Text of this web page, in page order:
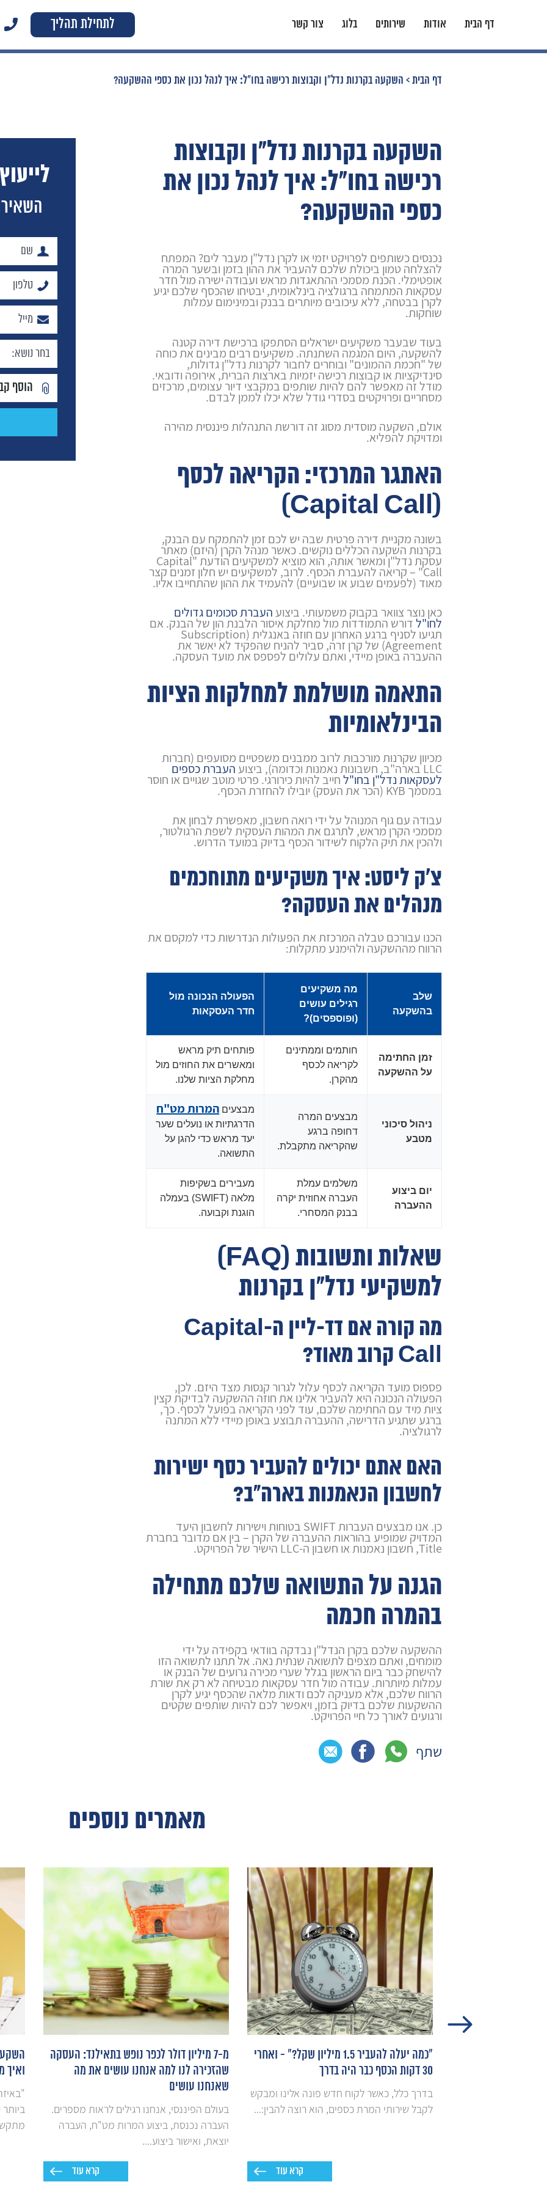
דף הבית אודות שירותים בלוג צור קשר לתחילת תהליך
דף הבית> השקעה בקרנות נדל"ן וקבוצות רכישה בחו"ל: איך לנהל נכון את כספי ההשקעה?
השקעה בקרנות נדל"ן וקבוצות
רכישה בחו"ל: איך לנהל נכון את
כספי ההשקעה?
נכנסים כשותפים לפרויקט יזמי או לקרן נדל"ן מעבר לים? המפתח
להצלחה טמון ביכולת שלכם להעביר את ההון בזמן ובשער המרה
אופטימלי. הכנת מסמכי ההתאגדות מראש ועבודה ישירה מול חדר
עסקאות המתמחה ברגולציה בינלאומית, יבטיחו שהכסף שלכם יגיע
לקרן בבטחה, ללא עיכובים מיותרים בבנק ובמינימום עמלות
שוחקות.
בעוד שבעבר משקיעים ישראלים הסתפקו ברכישת דירה קטנה
להשקעה, היום המגמה השתנתה. משקיעים רבים מבינים את כוחה
של "חכמת ההמונים" ובוחרים לחבור לקרנות נדל"ן גדולות,
סינדיקציות או קבוצות רכישה יזמיות בארצות הברית, אירופה ודובאי.
מודל זה מאפשר להם להיות שותפים במקבצי דיור עצומים, מרכזים
מסחריים ופרויקטים בסדרי גודל שלא יכלו לממן לבדם.
אולם, השקעה מוסדית מסוג זה דורשת התנהלות פיננסית מהירה
ומדויקת להפליא.
האתגר המרכזי: הקריאה לכסף
(Capital Call)
בשונה מקניית דירה פרטית שבה יש לכם זמן להתמקח עם הבנק,
בקרנות השקעה הכללים נוקשים. כאשר מנהל הקרן (היזם) מאתר
עסקת נדל"ן ומאשר אותה, הוא מוציא למשקיעים הודעת "Capital
Call" – קריאה להעברת הכסף. לרוב, למשקיעים יש חלון זמנים קצר
מאוד (לפעמים שבוע או שבועיים) להעמיד את ההון שהתחייבו אליו.
כאן נוצר צוואר בקבוק משמעותי. ביצועהעברת סכומים גדולים
לחו"לדורש התמודדות מול מחלקת איסור הלבנת הון של הבנק. אם
תגיעו לסניף ברגע האחרון עם חוזה באנגלית (Subscription
Agreement) של קרן זרה, סביר להניח שהפקיד לא יאשר את
ההעברה באופן מיידי, ואתם עלולים לפספס את מועד העסקה.
התאמה מושלמת למחלקות הציות
הבינלאומיות
מכיוון שקרנות מורכבות לרוב ממבנים משפטיים מסועפים (חברות
LLC בארה"ב, חשבונות נאמנות וכדומה), ביצוע העברת כספים
לעסקאות נדל"ן בחו"לחייב להיות כירורגי. פרטי מוטב שגויים או חוסר
במסמך KYB (הכר את העסק) יובילו להחזרת הכסף.
עבודה עם גוף המנוהל על ידי רואה חשבון, מאפשרת לבחון את
מסמכי הקרן מראש, לתרגם את המהות העסקית לשפת הרגולטור,
ולהכין את תיק הלקוח לשידור הכסף בדיוק במועד הדרוש.
צ'ק ליסט: איך משקיעים מתוחכמים
מנהלים את העסקה?
הכנו עבורכם טבלה המרכזת את הפעולות הנדרשות כדי למקסם את
הרווח מההשקעה ולהימנע מתקלות:
שלב
בהשקעה
מה משקיעים
רגילים עושים
(ופוספסים)?
הפעולה הנכונה מול
חדר העסקאות
זמן החתימה
על ההשקעה
חותמים וממתינים
לקריאה לכסף
מהקרן.
פותחים תיק מראש
ומאשרים את החוזים מול
מחלקת הציות שלנו.
ניהול סיכוני
מטבע
מבצעים המרה
דחופה ברגע
שהקריאה מתקבלת.
מבצעים המרות מט"ח
הדרגתיות או נועלים שער
יעד מראש כדי להגן על
התשואה.
יום ביצוע
ההעברה
משלמים עמלת
העברה אחוזית יקרה
בבנק המסחרי.
מעבירים בשקיפות
מלאה (SWIFT) בעמלה
הוגנת וקבועה.
שאלות ותשובות (FAQ)
למשקיעי נדל"ן בקרנות
מה קורה אם דד-ליין ה-Capital
Call קרוב מאוד?
פספוס מועד הקריאה לכסף עלול לגרור קנסות מצד היזם. לכן,
הפעולה הנכונה היא להעביר אלינו את חוזה ההשקעה לבדיקת קצין
ציות מיד עם החתימה שלכם, עוד לפני הקריאה בפועל לכסף. כך,
ברגע שתגיע הדרישה, ההעברה תבוצע באופן מיידי ללא המתנה
לרגולציה.
האם אתם יכולים להעביר כסף ישירות
לחשבון הנאמנות בארה"ב?
כן. אנו מבצעים העברות SWIFT בטוחות וישירות לחשבון היעד
המדויק שמופיע בהוראות ההעברה של הקרן – בין אם מדובר בחברת
Title, חשבון נאמנות או חשבון ה-LLC הישיר של הפרויקט.
הגנה על התשואה שלכם מתחילה
בהמרה חכמה
ההשקעה שלכם בקרן הנדל"ן נבדקה בוודאי בקפידה על ידי
מומחים, ואתם מצפים לתשואה שנתית נאה. אל תתנו לתשואה הזו
להישחק כבר ביום הראשון בגלל שערי מכירה גרועים של הבנק או
עמלות מיותרות. עבודה מול חדר עסקאות מבטיחה לא רק את שורת
הרווח שלכם, אלא מעניקה לכם ודאות מלאה שהכסף יגיע לקרן
ההשקעות שלכם בדיוק בזמן, ויאפשר לכם להיות שותפים שקטים
ורגועים לאורך כל חיי הפרויקט.
שתף
הוסף
מאמרים נוספים
"כמה יעלה להעביר 1.5 מיליון שקל?" - ואחרי
30 דקות הכסף כבר היה בדרך
בדרך כלל, כאשר לקוח חדש פונה אלינו ומבקש
לקבל שירותי המרת כספים, הוא רוצה להבין:...
קרא עוד
מ-7 מיליון דולר לכפר נופש בתאילנד: העסקה
שהזכירה לנו למה אנחנו עושים את מה
שאנחנו עושים
בעולם הפיננסי, אנחנו רגילים לראות מספרים.
העברה נכנסת, ביצוע המרות מט"ח, העברה
יוצאת, ואישור ביצוע....
קרא עוד
ואיך